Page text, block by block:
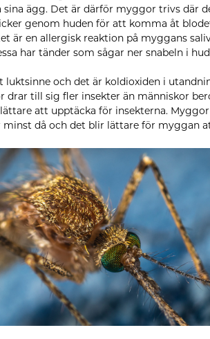
ägg. Det är därför myggor trivs där
genom huden för att komma åt
är en allergisk reaktion på myggans
har tänder som sågar ner snabeln i
och det är koldioxiden i
drar till sig fler insekter än människor
att upptäcka för insekterna.
minst då och det blir lättare för myggan